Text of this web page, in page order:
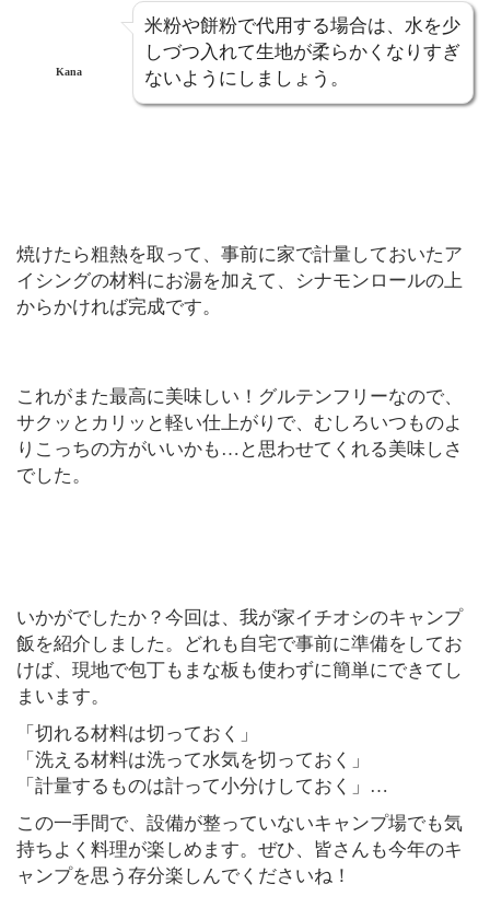
Kana
米粉や餅粉で代用する場合は、水を少
しづつ入れて生地が柔らかくなりすぎ
ないようにしましょう。
焼けたら粗熱を取って、事前に家で計量しておいたア
イシングの材料にお湯を加えて、シナモンロールの上
からかければ完成です。
これがまた最高に美味しい！グルテンフリーなので、
サクッとカリッと軽い仕上がりで、むしろいつものよ
りこっちの方がいいかも…と思わせてくれる美味しさ
でした。
いかがでしたか？今回は、我が家イチオシのキャンプ
飯を紹介しました。どれも自宅で事前に準備をしてお
けば、現地で包丁もまな板も使わずに簡単にできてし
まいます。
「切れる材料は切っておく」
「洗える材料は洗って水気を切っておく」
「計量するものは計って小分けしておく」…
この一手間で、設備が整っていないキャンプ場でも気
持ちよく料理が楽しめます。ぜひ、皆さんも今年のキ
ャンプを思う存分楽しんでくださいね！